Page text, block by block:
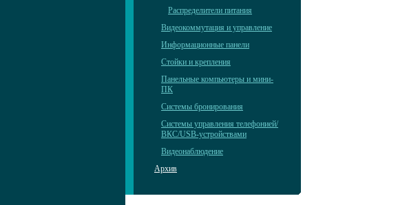
Распределители питания
Видеокоммутация и управление
Информационные панели
Стойки и крепления
Панельные компьютеры и мини-
ПК
Системы бронирования
Системы управления телефонией/
ВКС/USB-устройствами
Видеонаблюдение
Архив